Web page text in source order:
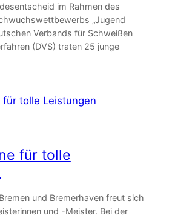
im Rahmen des
„Jugend
Verbands für Schweißen
(DVS) traten 25 junge
für tolle
und Bremerhaven freut sich
und -Meister. Bei der